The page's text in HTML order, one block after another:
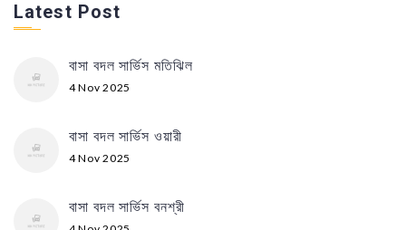
Latest Post
বাসা বদল সার্ভিস মতিঝিল
4 Nov 2025
বাসা বদল সার্ভিস ওয়ারী
4 Nov 2025
বাসা বদল সার্ভিস বনশ্রী